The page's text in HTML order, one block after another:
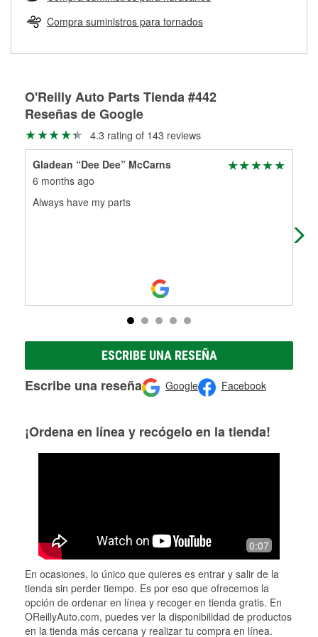
Herramientas de O'Reilly
pueden ser reutilizados, podemos ayudarte a encontrar las
partes de reemplazo correctas para tu reparación.
Rectificación de tambores y discos de freno
Compra suministros para tornados
O'Reilly Auto Parts Tienda #442
Reseñas de Google
4.3 rating of 143 reviews
Gladean “Dee Dee” McCarns
6 months ago
Always have my parts
ESCRIBE UNA RESEÑA
Escribe una reseña Google Facebook
¡Ordena en línea y recógelo en la tienda!
0:07
En ocasiones, lo único que quieres es entrar y salir de la
tienda sin perder tiempo. Es por eso que ofrecemos la
opción de ordenar en línea y recoger en tienda gratis. En
OReillyAuto.com, puedes ver la disponibilidad de productos
en la tienda más cercana y realizar tu compra en línea.